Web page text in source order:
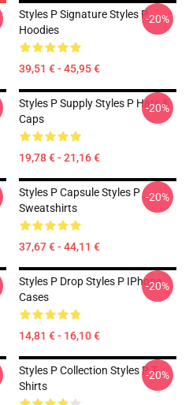
Styles P Signature Styles P
Hoodies
39,51 € - 45,95 €
-20%
Styles P Supply Styles P Hats &
Caps
19,78 € - 21,16 €
-20%
Styles P Capsule Styles P
Sweatshirts
37,67 € - 44,11 €
-20%
Styles P Drop Styles P IPhone
Cases
14,81 € - 16,10 €
-20%
Styles P Collection Styles P T-
Shirts
-20%